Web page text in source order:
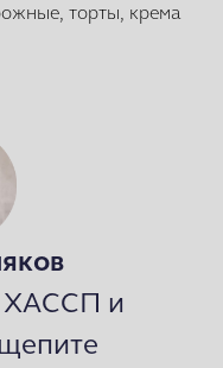
торты, крема
ХАССП и